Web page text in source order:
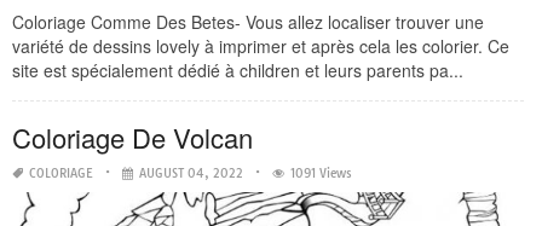
Coloriage Comme Des Betes- Vous allez localiser trouver une
variété de dessins lovely à imprimer et après cela les colorier. Ce
site est spécialement dédié à children et leurs parents pa...
Coloriage De Volcan
COLORIAGE AUGUST 04, 2022 1091 Views